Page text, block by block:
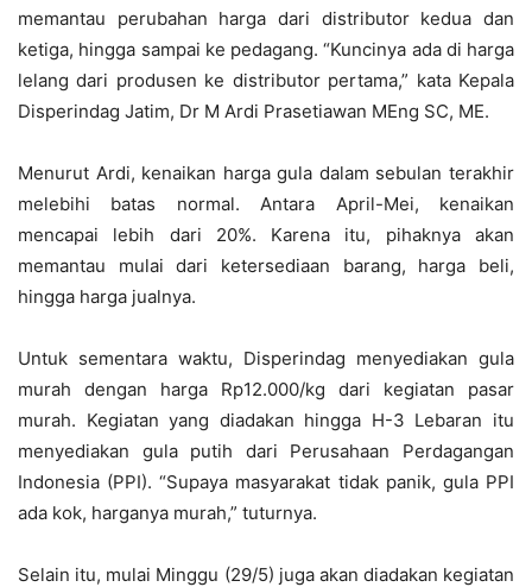
memantau perubahan harga dari distributor kedua dan
ketiga, hingga sampai ke pedagang. “Kuncinya ada di harga
lelang dari produsen ke distributor pertama,” kata Kepala
Disperindag Jatim, Dr M Ardi Prasetiawan MEng SC, ME.
Menurut Ardi, kenaikan harga gula dalam sebulan terakhir
melebihi batas normal. Antara April-Mei, kenaikan
mencapai lebih dari 20%. Karena itu, pihaknya akan
memantau mulai dari ketersediaan barang, harga beli,
hingga harga jualnya.
Untuk sementara waktu, Disperindag menyediakan gula
murah dengan harga Rp12.000/kg dari kegiatan pasar
murah. Kegiatan yang diadakan hingga H-3 Lebaran itu
menyediakan gula putih dari Perusahaan Perdagangan
Indonesia (PPI). “Supaya masyarakat tidak panik, gula PPI
ada kok, harganya murah,” tuturnya.
Selain itu, mulai Minggu (29/5) juga akan diadakan kegiatan